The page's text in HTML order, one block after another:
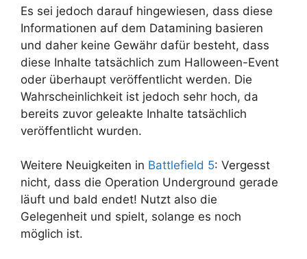
Es sei jedoch darauf hingewiesen, dass diese
Informationen auf dem Datamining basieren
und daher keine Gewähr dafür besteht, dass
diese Inhalte tatsächlich zum Halloween-Event
oder überhaupt veröffentlicht werden. Die
Wahrscheinlichkeit ist jedoch sehr hoch, da
bereits zuvor geleakte Inhalte tatsächlich
veröffentlicht wurden.
Weitere Neuigkeiten in Battlefield 5: Vergesst
nicht, dass die Operation Underground gerade
läuft und bald endet! Nutzt also die
Gelegenheit und spielt, solange es noch
möglich ist.